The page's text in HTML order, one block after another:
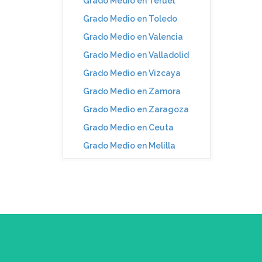
Grado Medio en Toledo
Grado Medio en Valencia
Grado Medio en Valladolid
Grado Medio en Vizcaya
Grado Medio en Zamora
Grado Medio en Zaragoza
Grado Medio en Ceuta
Grado Medio en Melilla